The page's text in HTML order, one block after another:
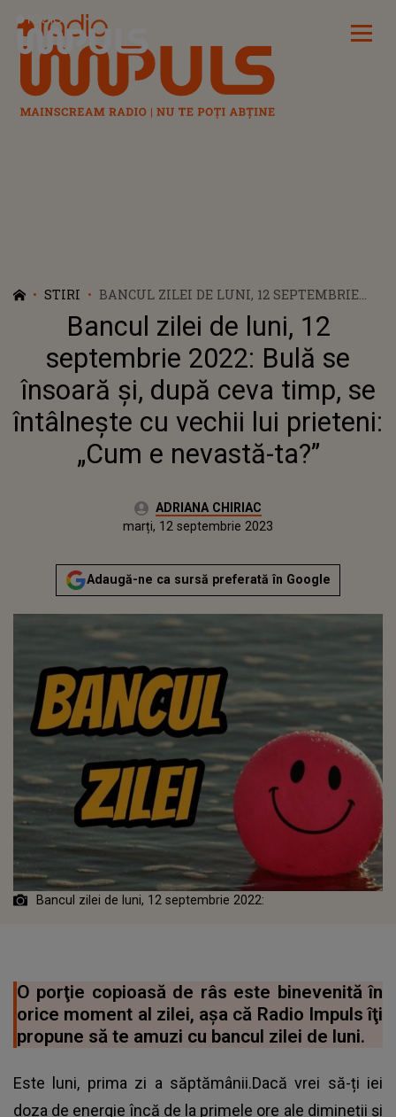
Radio Impuls
STIRI
BANCUL ZILEI DE LUNI, 12 SEPTEMBRIE
2022: BULĂ SE ÎNSOARĂ ȘI, DUPĂ CEVA
TIMP, SE ÎNTÂLNEȘTE CU VECHII LUI
PRIETENI: „CUM E NEVASTĂ-TA?”
Bancul zilei de luni, 12
septembrie 2022: Bulă se
însoară și, după ceva timp, se
întâlnește cu vechii lui prieteni:
„Cum e nevastă-ta?”
Autor:ADRIANA CHIRIAC
luni, 12 septembrie 2022Actualizat:
marți, 12 septembrie 2023
Adaugă-ne ca sursă preferată în Google
Bancul zilei de luni, 12 septembrie 2022:
O porţie copioasă de râs este binevenită în
orice moment al zilei, aşa că Radio Impuls îţi
propune să te amuzi cu bancul zilei de luni.
Este luni, prima zi a săptămânii.Dacă vrei să-ți iei
doza de energie încă de la primele ore ale dimineții și